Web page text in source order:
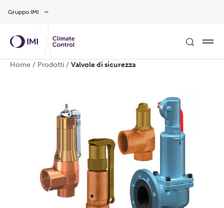
Gruppo IMI
Home / Prodotti / Valvole di sicurezza